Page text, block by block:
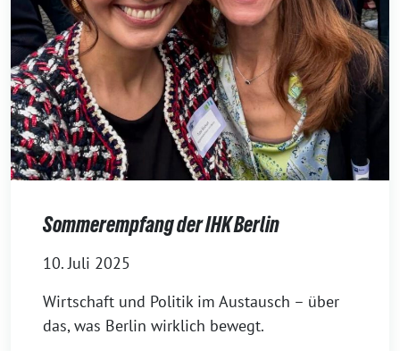
Sommerempfang der IHK Berlin
10. Juli 2025
Wirtschaft und Politik im Austausch – über
das, was Berlin wirklich bewegt.